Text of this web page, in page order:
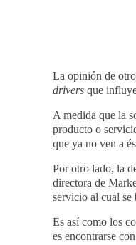
La opinión de
driversque
A medida que la
producto o
que ya no ven a
Por otro lado, la
directora de
servicio al cual se
Es así como los
es encontrarse